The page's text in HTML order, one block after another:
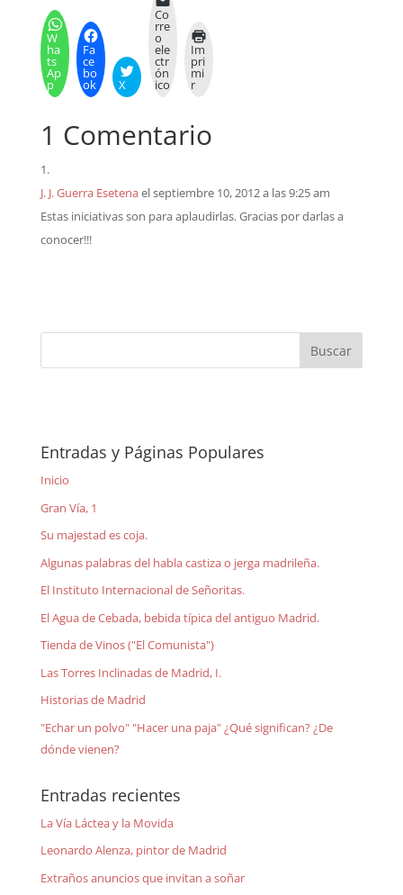
W
ha
ts
Ap
p
Fa
ce
bo
ok X
Co
rre
o
ele
ctr
ón
ico
Im
pri
mi
r
1 Comentario
J. J. Guerra Esetenael septiembre 10, 2012 a las 9:25 am
Estas iniciativas son para aplaudirlas. Gracias por darlas a
conocer!!!
Entradas y Páginas Populares
Inicio
Gran Vía, 1
Su majestad es coja.
Algunas palabras del habla castiza o jerga madrileña.
El Instituto Internacional de Señoritas.
El Agua de Cebada, bebida típica del antiguo Madrid.
Tienda de Vinos ("El Comunista")
Las Torres Inclinadas de Madrid, I.
Historias de Madrid
"Echar un polvo" "Hacer una paja" ¿Qué significan? ¿De
dónde vienen?
Entradas recientes
La Vía Láctea y la Movida
Leonardo Alenza, pintor de Madrid
Extraños anuncios que invitan a soñar